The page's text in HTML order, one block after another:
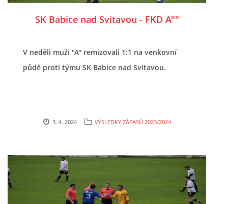
SK Babice nad Svitavou - FKD A""
V neděli muži "A" remizovali 1:1 na venkovní
půdě proti týmu SK Babice nad Svitavou.
3. 4. 2024 VÝSLEDKY ZÁPASŮ 2023/2024